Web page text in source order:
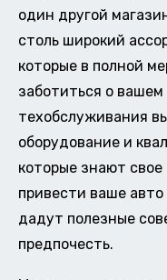
один другой
столь широкий
которые в полной
заботиться о
техобслуживания
оборудование и
которые знают свое
привести ваше авто
дадут полезные
предпочесть.